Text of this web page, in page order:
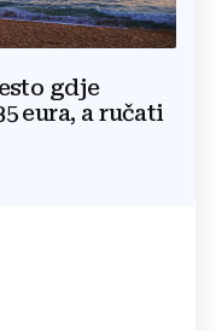
gdje
eura, a ručati